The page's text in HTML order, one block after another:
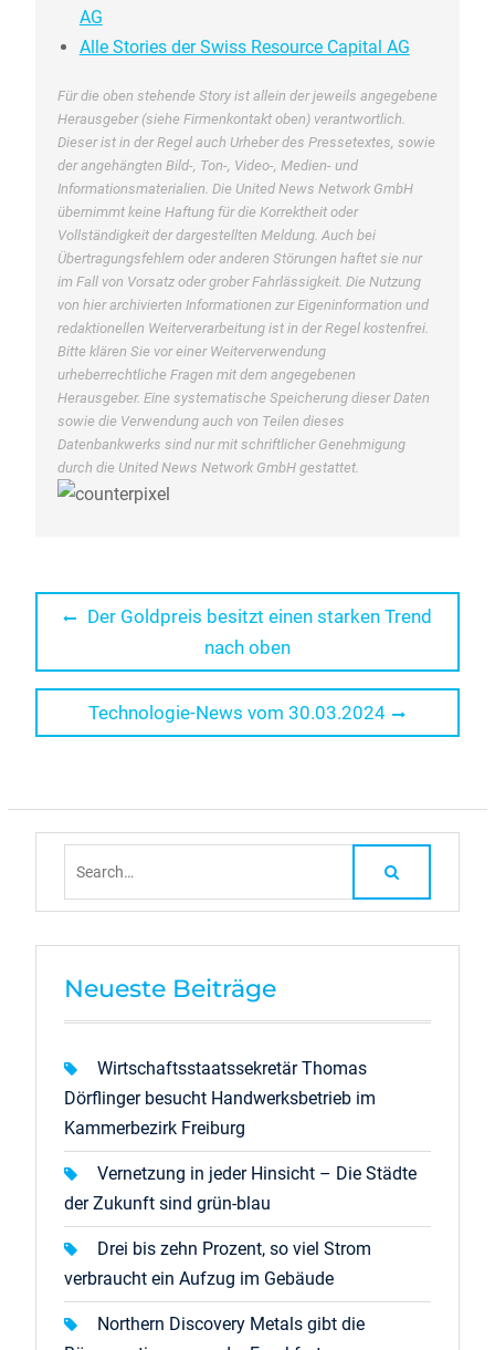
AG
Alle Stories der Swiss Resource Capital AG
Für die oben stehende Story ist allein der jeweils angegebene
Herausgeber (siehe Firmenkontakt oben) verantwortlich.
Dieser ist in der Regel auch Urheber des Pressetextes, sowie
der angehängten Bild-, Ton-, Video-, Medien- und
Informationsmaterialien. Die United News Network GmbH
übernimmt keine Haftung für die Korrektheit oder
Vollständigkeit der dargestellten Meldung. Auch bei
Übertragungsfehlern oder anderen Störungen haftet sie nur
im Fall von Vorsatz oder grober Fahrlässigkeit. Die Nutzung
von hier archivierten Informationen zur Eigeninformation und
redaktionellen Weiterverarbeitung ist in der Regel kostenfrei.
Bitte klären Sie vor einer Weiterverwendung
urheberrechtliche Fragen mit dem angegebenen
Herausgeber. Eine systematische Speicherung dieser Daten
sowie die Verwendung auch von Teilen dieses
Datenbankwerks sind nur mit schriftlicher Genehmigung
durch die United News Network GmbH gestattet.
Beitragsnavigation
Previous
Der Goldpreis besitzt einen starken Trend
nach oben
Next
post:
Technologie-News vom 30.03.2024
Neueste Beiträge
Wirtschaftsstaatssekretär Thomas
Dörflinger besucht Handwerksbetrieb im
Kammerbezirk Freiburg
Vernetzung in jeder Hinsicht – Die Städte
der Zukunft sind grün-blau
Drei bis zehn Prozent, so viel Strom
verbraucht ein Aufzug im Gebäude
Northern Discovery Metals gibt die